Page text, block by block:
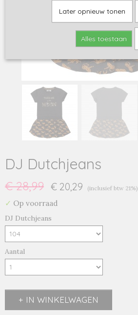
DJ Dutchjeans
€ 28,99 € 20,29 (inclusief btw 21%)
✓ Op voorraad
DJ Dutchjeans
Aantal
IN WINKELWAGEN
Later opnieuw tonen
Alles toestaan